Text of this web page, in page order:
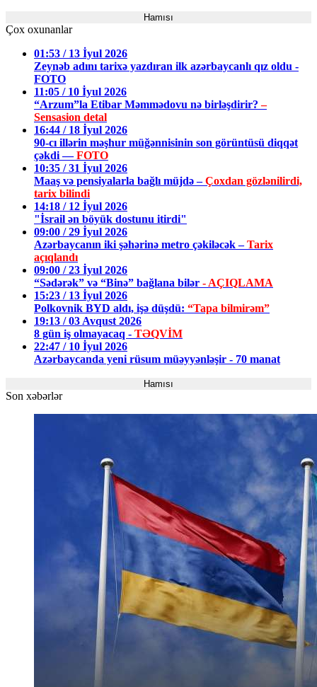
Hamısı
Çox oxunanlar
01:53 / 13 İyul 2026
Zeynəb adını tarixə yazdıran ilk azərbaycanlı qız oldu -
FOTO
11:05 / 10 İyul 2026
“Arzum”la Etibar Məmmədovu nə birləşdirir?–
Sensasion detal
16:44 / 18 İyul 2026
90-cı illərin məşhur müğənnisinin son görüntüsü diqqət
çəkdi —FOTO
10:35 / 31 İyul 2026
Maaş və pensiyalarla bağlı müjdə –Çoxdan gözlənilirdi,
tarix bilindi
14:18 / 12 İyul 2026
"İsrail ən böyük dostunu itirdi"
09:00 / 29 İyul 2026
Azərbaycanın iki şəhərinə metro çəkiləcək –Tarix
açıqlandı
09:00 / 23 İyul 2026
“Sədərək” və “Binə” bağlana bilər - AÇIQLAMA
15:23 / 13 İyul 2026
Polkovnik BYD aldı, işə düşdü: “Tapa bilmirəm”
19:13 / 03 Avqust 2026
8 gün iş olmayacaq - TƏQVİM
22:47 / 10 İyul 2026
Azərbaycanda yeni rüsum müəyyənləşir - 70 manat
Hamısı
Son xəbərlər